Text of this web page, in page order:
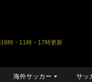
6時・11時・17時更新
海外サッカー サッ